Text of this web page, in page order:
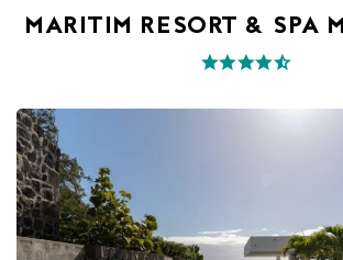
MARITIM RESORT & SPA